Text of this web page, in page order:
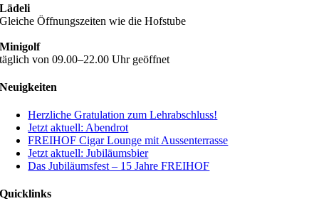
Lädeli
Gleiche Öffnungszeiten wie die Hofstube
Minigolf
täglich von 09.00–22.00 Uhr geöffnet
Neuigkeiten
Herzliche Gratulation zum Lehrabschluss!
Jetzt aktuell: Abendrot
FREIHOF Cigar Lounge mit Aussenterrasse
Jetzt aktuell: Jubiläumsbier
Das Jubiläumsfest – 15 Jahre FREIHOF
Quicklinks